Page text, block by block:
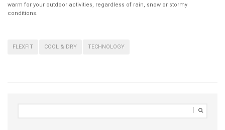
warm for your outdoor activities, regardless of rain, snow or stormy
conditions.
FLEXFIT COOL & DRY TECHNOLOGY